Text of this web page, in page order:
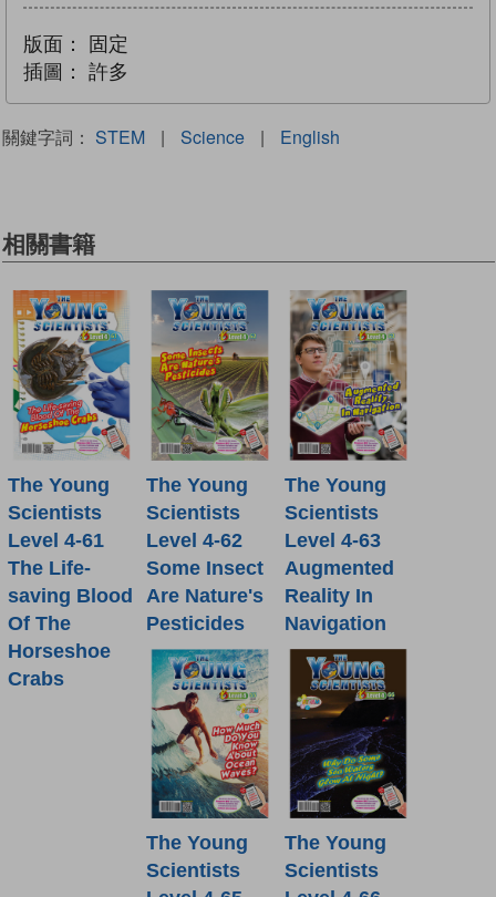
版面：
固定
插圖：
許多
關鍵字詞： STEM | Science | English
相關書籍
The Young
Scientists
Level 4-61
The Life-
saving Blood
Of The
Horseshoe
Crabs
The Young
Scientists
Level 4-62
Some Insect
Are Nature's
Pesticides
The Young
Scientists
Level 4-63
Augmented
Reality In
Navigation
The Young
Scientists
The Young
Scientists